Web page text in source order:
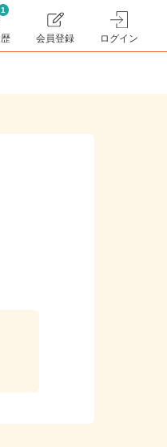
1
会員登録 ログイン